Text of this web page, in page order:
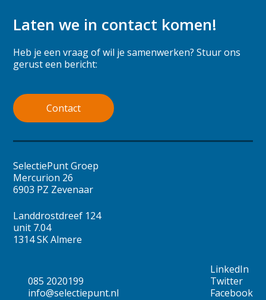
Laten we in contact komen!
Heb je een vraag of wil je samenwerken? Stuur ons
gerust een bericht:
Contact
SelectiePunt Groep
Mercurion 26
6903 PZ Zevenaar
Landdrostdreef 124
unit 7.04
1314 SK Almere
085 2020199
info@selectiepunt.nl
LinkedIn
Twitter
Facebook